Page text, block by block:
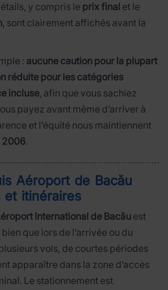
y compris le prix final et le
, sont clairement affichés avant la
: aucune caution pour la plupart
réduite pour les catégories
incluse, afin que vous sachiez
payez avant même d’arriver à
et l’équité nous maintiennent
2006.
Aéroport de Bacău
et itinéraires
International de Bacăuest
que lors de l’arrivée ou du
vols, de courtes périodes
apparaître dans la zone d’accès
Le stationnement est